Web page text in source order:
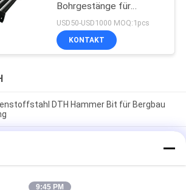
Bohrgestänge für
Wasserbrunnen und -
c$starten
USD50-USD1000 MOQ:1pcs
KONTAKT
DTH Hammer Bit für Bergbau
Hammer-Knopfmeißel für hohe
und korrosionsbeständiges
aus legiertem Stahl für
9:45 PM